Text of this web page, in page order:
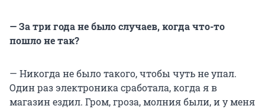
— За три года не было случаев, когда что-то
пошло не так?
— Никогда не было такого, чтобы чуть не упал.
Один раз электроника сработала, когда я в
магазин ездил. Гром, гроза, молния были, и у меня